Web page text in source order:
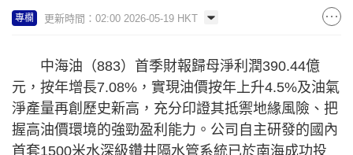
專欄 更新時間：02:00 2026-05-19 HKT
中海油（883）首季財報歸母淨利潤390.44億
元，按年增長7.08%，實現油價按年上升4.5%及油氣
淨產量再創歷史新高，充分印證其抵禦地緣風險、把
握高油價環境的強勁盈利能力。公司自主研發的國內
首套1500米水深級鑽井隔水管系統已於南海成功投